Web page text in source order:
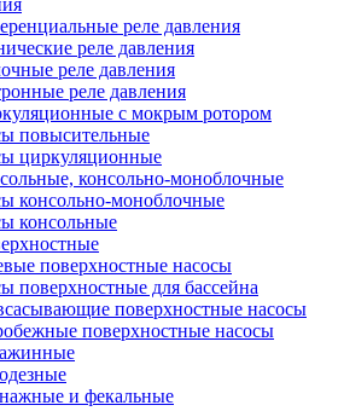
реле давления
реле давления
реле давления
реле давления
с мокрым ротором
повысительные
циркуляционные
консольно-моноблочные
консольно-моноблочные
консольные
поверхностные насосы
поверхностные для бассейна
поверхностные насосы
поверхностные насосы
и фекальные